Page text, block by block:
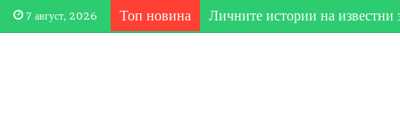
7 август, 2026 Топ новина Личните истории на известни